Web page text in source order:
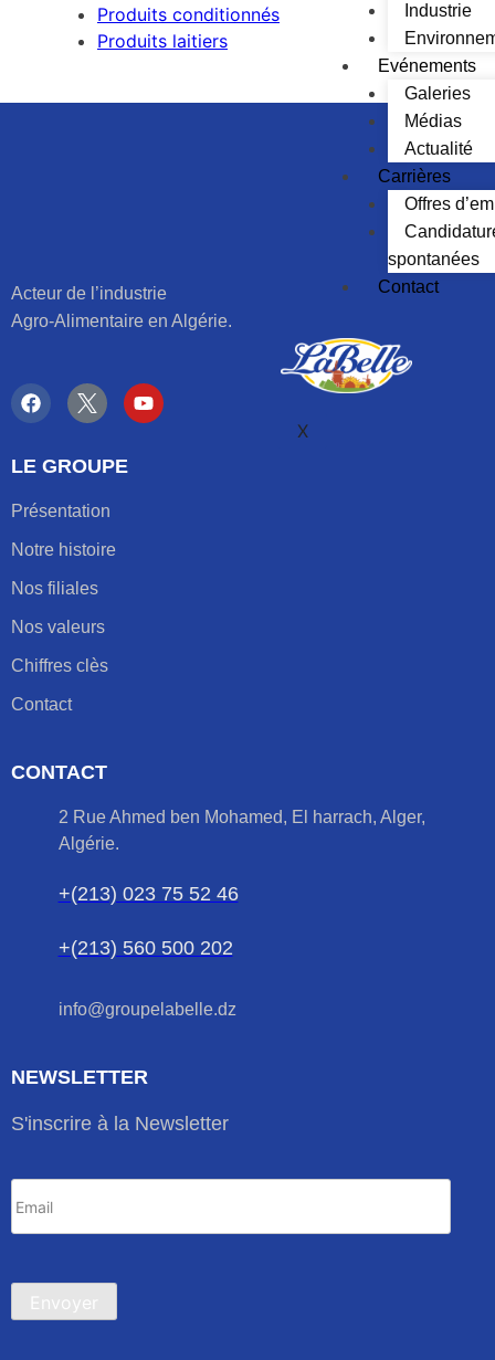
Industrie
Evénements
Galeries
Médias
Actualité
Carrières
Offres
spontanées
Contact
X
Produits conditionnés
Produits laitiers
Acteur de l’industrie
Agro-Alimentaire en Algérie.
LE GROUPE
Présentation
Notre histoire
Nos filiales
Nos valeurs
Chiffres clès
Contact
CONTACT
2 Rue Ahmed ben Mohamed, El harrach, Alger,
Algérie.
+(213) 023 75 52 46
+(213) 560 500 202
info@groupelabelle.dz
NEWSLETTER
S'inscrire à la Newsletter